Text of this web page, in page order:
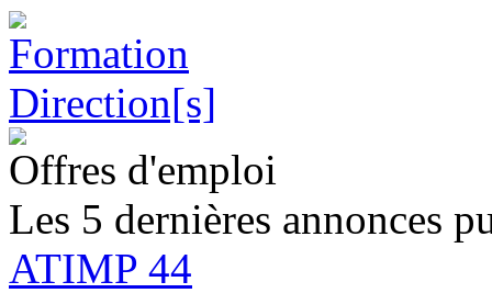
Offres d'emploi
Les 5 dernières annonces
ATIMP 44